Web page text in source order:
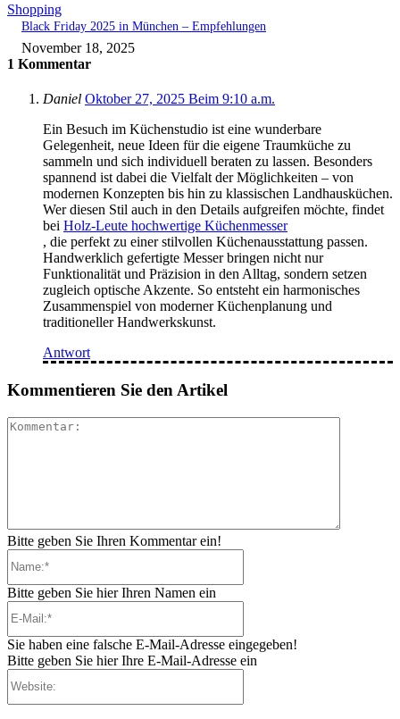
Shopping
Black Friday 2025 in München – Empfehlungen
November 18, 2025
1 Kommentar
Daniel Oktober 27, 2025 Beim 9:10 a.m.
Ein Besuch im Küchenstudio ist eine wunderbare
Gelegenheit, neue Ideen für die eigene Traumküche zu
sammeln und sich individuell beraten zu lassen. Besonders
spannend ist dabei die Vielfalt der Möglichkeiten – von
modernen Konzepten bis hin zu klassischen Landhausküchen.
Wer diesen Stil auch in den Details aufgreifen möchte, findet
bei Holz-Leute hochwertige Küchenmesser
, die perfekt zu einer stilvollen Küchenausstattung passen.
Handwerklich gefertigte Messer bringen nicht nur
Funktionalität und Präzision in den Alltag, sondern setzen
zugleich optische Akzente. So entsteht ein harmonisches
Zusammenspiel von moderner Küchenplanung und
traditioneller Handwerkskunst.
Antwort
Kommentieren Sie den Artikel
Bitte geben Sie Ihren Kommentar ein!
Bitte geben Sie hier Ihren Namen ein
Sie haben eine falsche E-Mail-Adresse eingegeben!
Bitte geben Sie hier Ihre E-Mail-Adresse ein